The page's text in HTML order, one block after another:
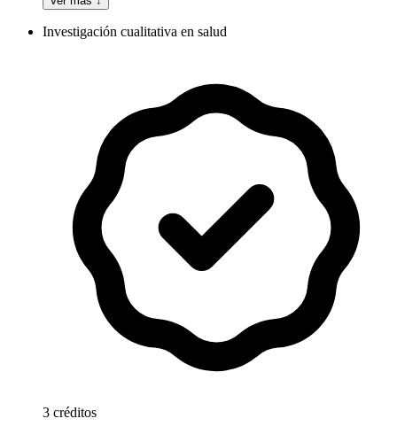
Investigación cualitativa en salud
3 créditos